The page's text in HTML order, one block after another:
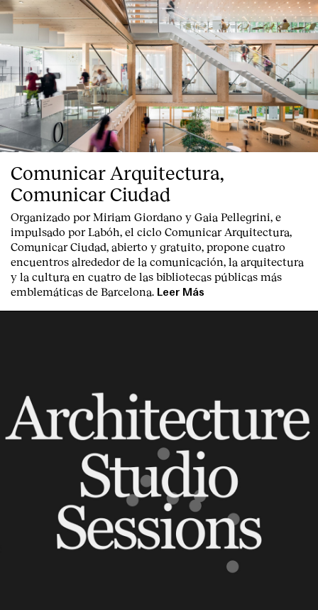
Comunicar Arquitectura,
Comunicar Ciudad
Organizado por Miriam Giordano y Gaia Pellegrini, e
impulsado por Labóh, el ciclo Comunicar Arquitectura,
Comunicar Ciudad, abierto y gratuito, propone cuatro
encuentros alrededor de la comunicación, la arquitectura
y la cultura en cuatro de las bibliotecas públicas más
emblemáticas de Barcelona. Leer Más